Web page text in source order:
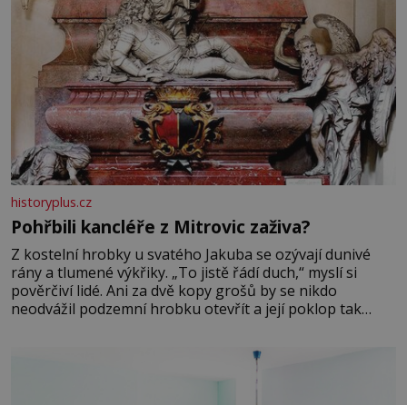
historyplus.cz
Pohřbili kancléře z Mitrovic zaživa?
Z kostelní hrobky u svatého Jakuba se ozývají dunivé
rány a tlumené výkřiky. „To jistě řádí duch,“ myslí si
pověrčiví lidé. Ani za dvě kopy grošů by se nikdo
neodvážil podzemní hrobku otevřít a její poklop tak